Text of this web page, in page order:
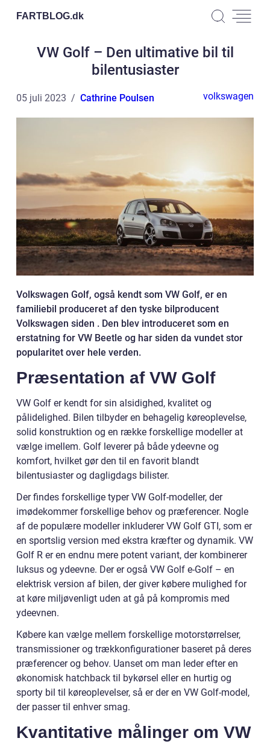
FARTBLOG.dk
VW Golf – Den ultimative bil til
bilentusiaster
05 juli 2023 Cathrine Poulsen volkswagen
Volkswagen Golf, også kendt som VW Golf, er en
familiebil produceret af den tyske bilproducent
Volkswagen siden . Den blev introduceret som en
erstatning for VW Beetle og har siden da vundet stor
popularitet over hele verden.
Præsentation af VW Golf
VW Golf er kendt for sin alsidighed, kvalitet og
pålidelighed. Bilen tilbyder en behagelig køreoplevelse,
solid konstruktion og en række forskellige modeller at
vælge imellem. Golf leverer på både ydeevne og
komfort, hvilket gør den til en favorit blandt
bilentusiaster og dagligdags bilister.
Der findes forskellige typer VW Golf-modeller, der
imødekommer forskellige behov og præferencer. Nogle
af de populære modeller inkluderer VW Golf GTI, som er
en sportslig version med ekstra kræfter og dynamik. VW
Golf R er en endnu mere potent variant, der kombinerer
luksus og ydeevne. Der er også VW Golf e-Golf – en
elektrisk version af bilen, der giver købere mulighed for
at køre miljøvenligt uden at gå på kompromis med
ydeevnen.
Købere kan vælge mellem forskellige motorstørrelser,
transmissioner og trækkonfigurationer baseret på deres
præferencer og behov. Uanset om man leder efter en
økonomisk hatchback til bykørsel eller en hurtig og
sporty bil til køreoplevelser, så er der en VW Golf-model,
der passer til enhver smag.
Kvantitative målinger om VW